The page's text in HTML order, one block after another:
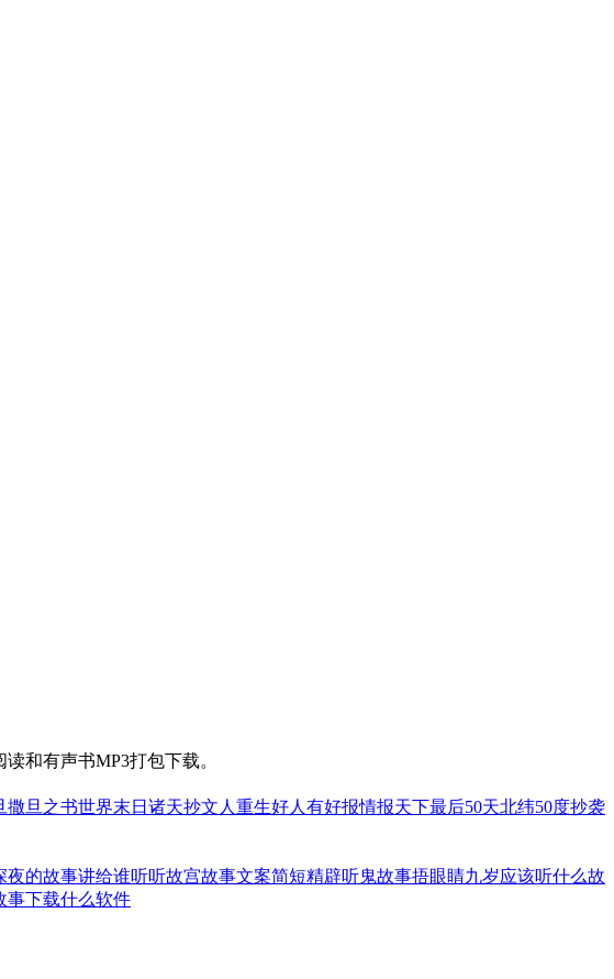
和有声书MP3打包下载。
撒旦之书世界末日 诸天抄文人 重生好人有好报情报天下最后50天北纬50度抄袭
夜的故事讲给谁听听故宫故事文案简短精辟听鬼故事捂眼睛九岁应该听什么故
事下载什么软件